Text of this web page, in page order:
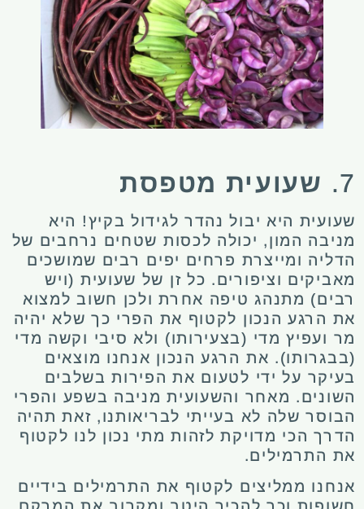
7. שעועית מטפסת
שעועית היא יבול נהדר לגידול בקיץ! היא
מניבה המון, יכולה לכסות שטחים נרחבים של
הדליה ומייצרת פרחים יפים רבים שמושכים
מאביקים וציפורים. כל זן של שעועית (ויש
רבים) מתנהג טיפה אחרת ולכן חשוב למצוא
את הרגע הנכון לקטוף את הפרי כך שלא יהיה
מר ועפיץ מדי (בצעירותו) ולא סיבי וקשה מדי
(בבגרותו). את הרגע הנכון אנחנו מוצאים
בעיקר על ידי לטעום את הפירות בשלבים
השונים. מאחר והשעועית מניבה בשפע והפרי
הבוסר שלה לא בעייתי לבריאותנו, זאת תהיה
הדרך הכי מדויקת לזהות מתי נכון לנו לקטוף
את התרמילים.
אנחנו ממליצים לקטוף את התרמילים בידיים